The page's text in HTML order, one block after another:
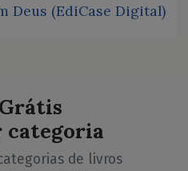
Deus (EdiCase Digital)
categoria
de livros